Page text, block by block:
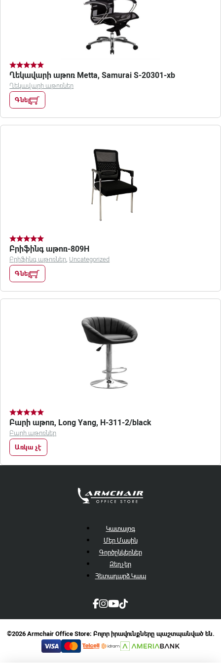
Ղեկավարի աթոռ Metta, Samurai S-20301-xb
Ղեկավարի աթոռներ
Գնել
Բրիֆինգ աթոռ-809H
Բրիֆինգ աթոռներ, Uncategorized
Գնել
Բարի աթոռ, Long Yang, H-311-2/black
Բարի աթոռներ
Առկա չէ
Կատալոգ
Մեր Մասին
Գործընկերներ
Զեղչեր
Հետադարձ Կապ
©2026 Armchair Office Store։ Բոլոր իրավունքները պաշտպանված են.